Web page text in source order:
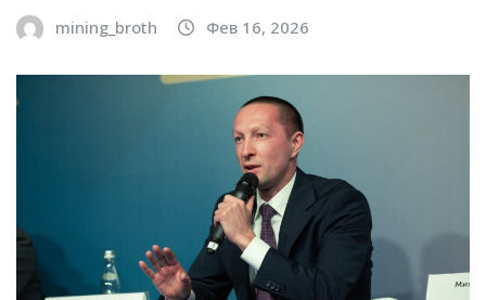
mining_broth Фев 16, 2026